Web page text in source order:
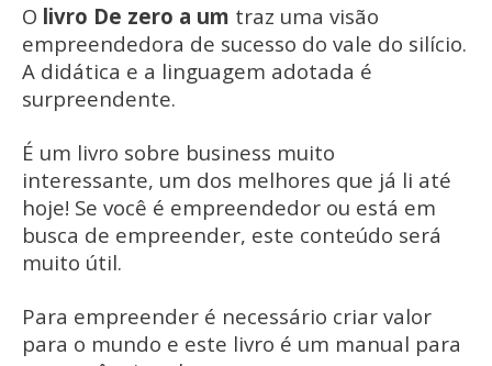
O livro De zero a um traz uma visão
empreendedora de sucesso do vale do silício.
A didática e a linguagem adotada é
surpreendente.
É um livro sobre business muito
interessante, um dos melhores que já li até
hoje! Se você é empreendedor ou está em
busca de empreender, este conteúdo será
muito útil.
Para empreender é necessário criar valor
para o mundo e este livro é um manual para